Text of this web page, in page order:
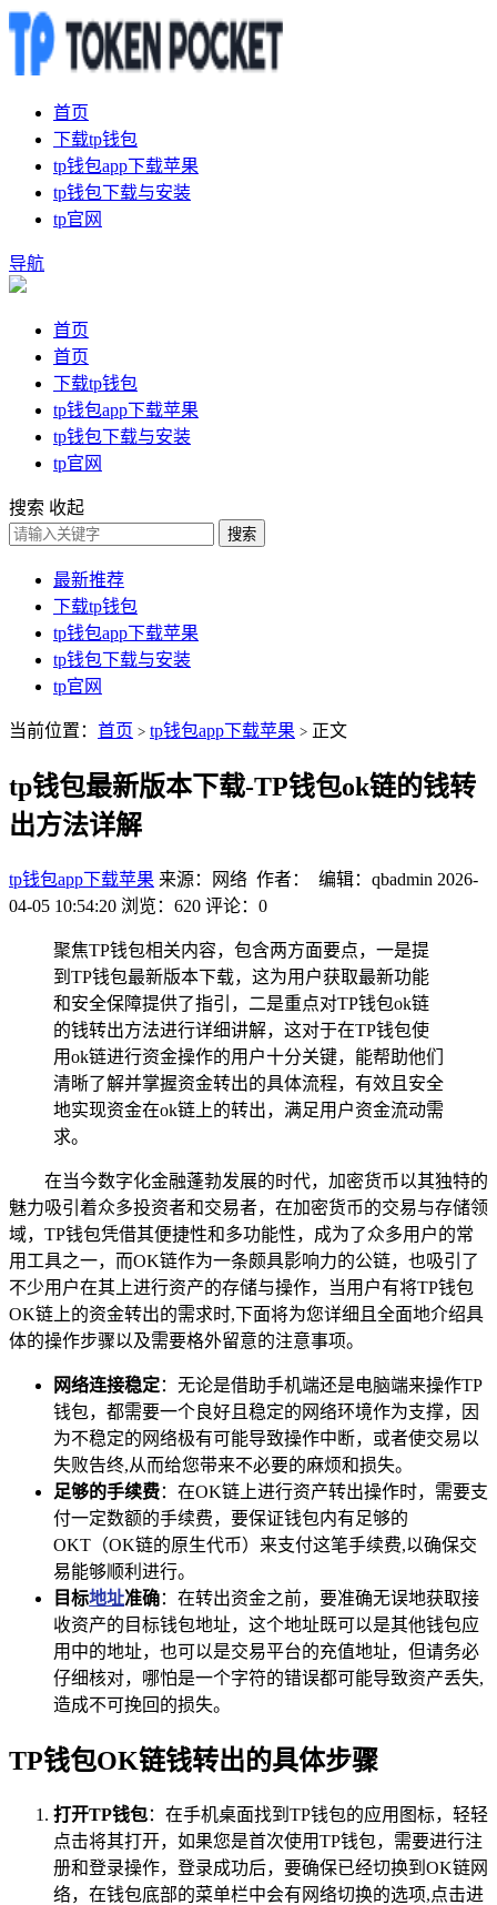
首页
下载tp钱包
tp钱包app下载苹果
tp钱包下载与安装
tp官网
导航
首页
首页
下载tp钱包
tp钱包app下载苹果
tp钱包下载与安装
tp官网
搜索 收起
搜索
最新推荐
下载tp钱包
tp钱包app下载苹果
tp钱包下载与安装
tp官网
当前位置： 首页 > tp钱包app下载苹果 > 正文
tp钱包最新版本下载-TP钱包ok链的钱转
出方法详解
tp钱包app下载苹果 来源：网络 作者： 编辑：qbadmin 2026-
04-05 10:54:20 浏览：620 评论：0
聚焦TP钱包相关内容，包含两方面要点，一是提
到TP钱包最新版本下载，这为用户获取最新功能
和安全保障提供了指引，二是重点对TP钱包ok链
的钱转出方法进行详细讲解，这对于在TP钱包使
用ok链进行资金操作的用户十分关键，能帮助他们
清晰了解并掌握资金转出的具体流程，有效且安全
地实现资金在ok链上的转出，满足用户资金流动需
求。
在当今数字化金融蓬勃发展的时代，加密货币以其独特的
魅力吸引着众多投资者和交易者，在加密货币的交易与存储领
域，TP钱包凭借其便捷性和多功能性，成为了众多用户的常
用工具之一，而OK链作为一条颇具影响力的公链，也吸引了
不少用户在其上进行资产的存储与操作，当用户有将TP钱包
OK链上的资金转出的需求时,下面将为您详细且全面地介绍具
体的操作步骤以及需要格外留意的注意事项。
网络连接稳定：无论是借助手机端还是电脑端来操作TP
钱包，都需要一个良好且稳定的网络环境作为支撑，因
为不稳定的网络极有可能导致操作中断，或者使交易以
失败告终,从而给您带来不必要的麻烦和损失。
足够的手续费：在OK链上进行资产转出操作时，需要支
付一定数额的手续费，要保证钱包内有足够的
OKT（OK链的原生代币）来支付这笔手续费,以确保交
易能够顺利进行。
目标地址准确：在转出资金之前，要准确无误地获取接
收资产的目标钱包地址，这个地址既可以是其他钱包应
用中的地址，也可以是交易平台的充值地址，但请务必
仔细核对，哪怕是一个字符的错误都可能导致资产丢失,
造成不可挽回的损失。
TP钱包OK链钱转出的具体步骤
打开TP钱包：在手机桌面找到TP钱包的应用图标，轻轻
点击将其打开，如果您是首次使用TP钱包，需要进行注
册和登录操作，登录成功后，要确保已经切换到OK链网
络，在钱包底部的菜单栏中会有网络切换的选项,点击进